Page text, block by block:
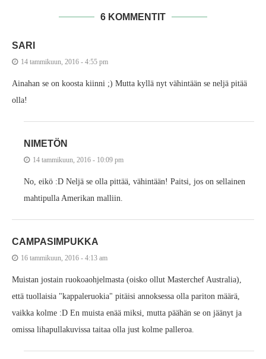
6 KOMMENTIT
SARI
14 tammikuun, 2016 - 4:55 pm
Ainahan se on koosta kiinni ;) Mutta kyllä nyt vähintään se neljä pitää
olla!
NIMETÖN
14 tammikuun, 2016 - 10:09 pm
No, eikö :D Neljä se olla pittää, vähintään! Paitsi, jos on sellainen
mahtipulla Amerikan malliin.
CAMPASIMPUKKA
16 tammikuun, 2016 - 4:13 am
Muistan jostain ruokoaohjelmasta (oisko ollut Masterchef Australia),
että tuollaisia "kappaleruokia" pitäisi annoksessa olla pariton määrä,
vaikka kolme :D En muista enää miksi, mutta päähän se on jäänyt ja
omissa lihapullakuvissa taitaa olla just kolme palleroa.